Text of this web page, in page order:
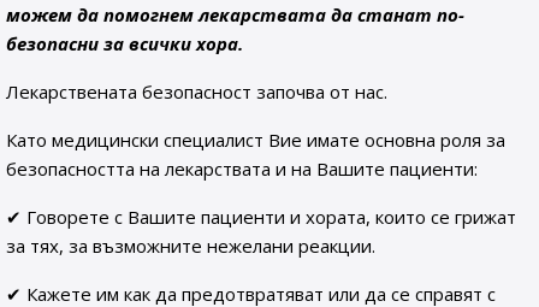
можем да помогнем лекарствата да станат по-
безопасни за всички хора.
Лекарствената безопасност започва от нас.
Като медицински специалист Вие имате основна роля за
безопасността на лекарствата и на Вашите пациенти:
✔ Говорете с Вашите пациенти и хората, които се грижат
за тях, за възможните нежелани реакции.
✔ Кажете им как да предотвратяват или да се справят с